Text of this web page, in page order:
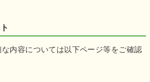
内容については以下ページ等をご確認